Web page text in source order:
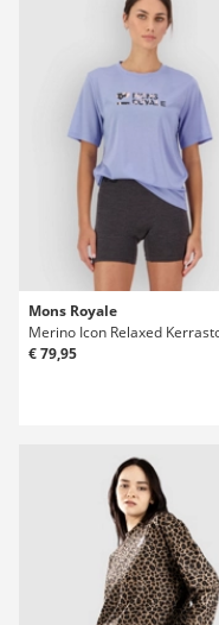
Mons Royale
€ 79,95